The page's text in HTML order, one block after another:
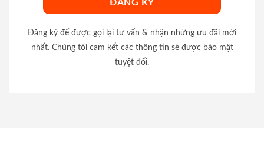
Đăng ký để được gọi lại tư vấn & nhận những ưu đãi mới
nhất. Chúng tôi cam kết các thông tin sẽ được bảo mật
tuyệt đối.